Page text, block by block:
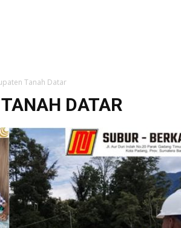
Tanah Datar
DATAR